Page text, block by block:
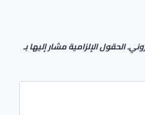
الحقول الإلزامية مشار إليها بـ